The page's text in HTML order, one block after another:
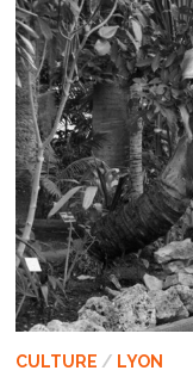
CULTURE / LYON